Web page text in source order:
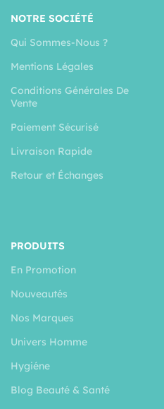
NOTRE SOCIÉTÉ
Qui Sommes-Nous ?
Mentions Légales
Conditions Générales De
Vente
Paiement Sécurisé
Livraison Rapide
Retour et Échanges
PRODUITS
En Promotion
Nouveautés
Nos Marques
Univers Homme
Hygiéne
Blog Beauté & Santé